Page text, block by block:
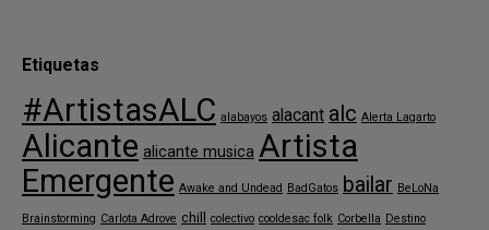
Etiquetas
#ArtistasALC alabayos alacant alc Alerta Lagarto
Alicante alicante musica Artista
Emergente Awake and Undead BadGatos bailar BeLoNa
Brainstorming Carlota Adrove chill colectivo cooldesac folk Corbella Destino